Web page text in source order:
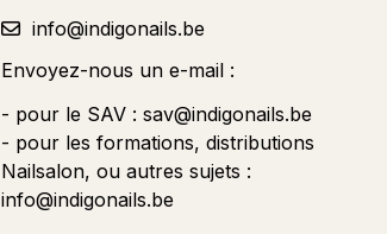
info@indigonails.be
Envoyez-nous un e-mail :
- pour le SAV : sav@indigonails.be
- pour les formations, distributions
Nailsalon, ou autres sujets :
info@indigonails.be